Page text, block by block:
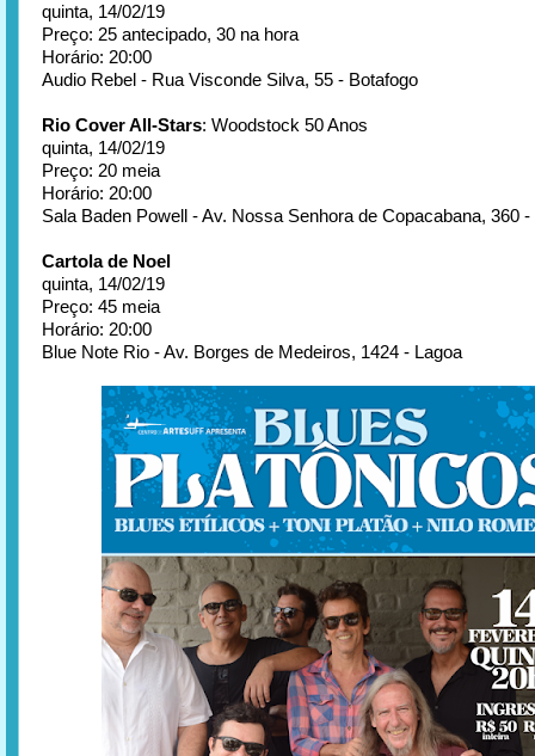
quinta, 14/02/19
Preço: 25 antecipado, 30 na hora
Horário: 20:00
Audio Rebel - Rua Visconde Silva, 55 - Botafogo
Rio Cover All-Stars: Woodstock 50 Anos
quinta, 14/02/19
Preço: 20 meia
Horário: 20:00
Sala Baden Powell - Av. Nossa Senhora de Copacabana, 360
Cartola de Noel
quinta, 14/02/19
Preço: 45 meia
Horário: 20:00
Blue Note Rio - Av. Borges de Medeiros, 1424 - Lagoa